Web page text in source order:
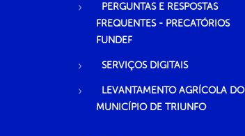
PERGUNTAS E RESPOSTAS
FREQUENTES - PRECATÓRIOS
FUNDEF
SERVIÇOS DIGITAIS
LEVANTAMENTO AGRÍCOLA DO
MUNICÍPIO DE TRIUNFO